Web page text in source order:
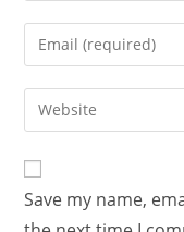
Save my name,